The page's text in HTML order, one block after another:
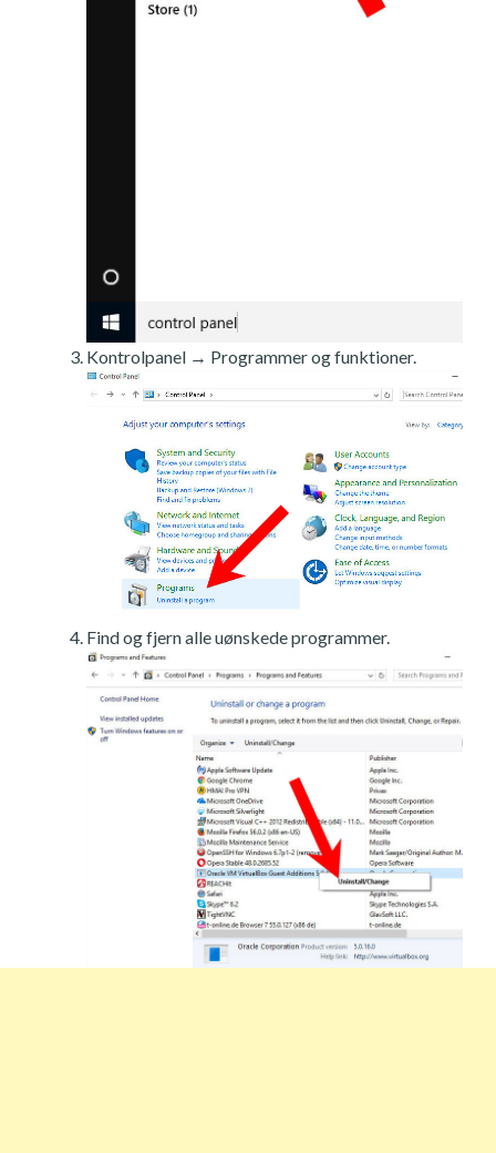
Kontrolpanel → Programmer og funktioner.
Find og fjern alle uønskede programmer.